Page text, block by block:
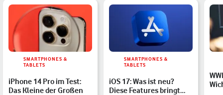
SMARTPHONES &
TABLETS
iPhone 14 Pro im Test:
Das Kleine der Großen
SMARTPHONES &
TABLETS
iOS 17: Was ist neu?
Diese Features bringt